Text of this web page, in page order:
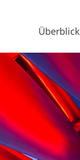
Überblick